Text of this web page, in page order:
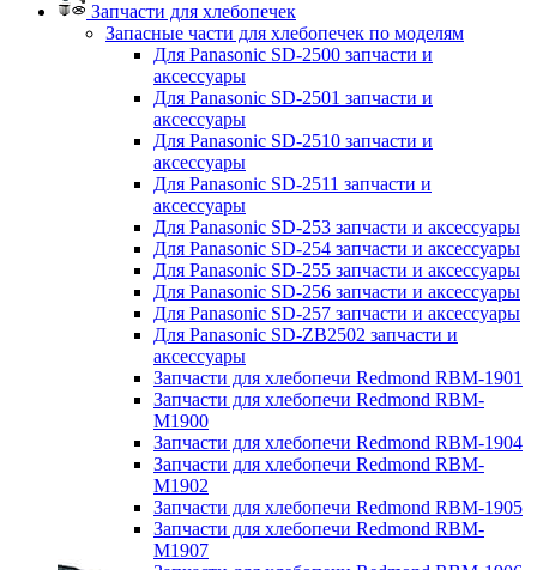
Запчасти для хлебопечек
Запасные части для хлебопечек по моделям
Для Panasonic SD-2500 запчасти и
аксессуары
Для Panasonic SD-2501 запчасти и
аксессуары
Для Panasonic SD-2510 запчасти и
аксессуары
Для Panasonic SD-2511 запчасти и
аксессуары
Для Panasonic SD-253 запчасти и аксессуары
Для Panasonic SD-254 запчасти и аксессуары
Для Panasonic SD-255 запчасти и аксессуары
Для Panasonic SD-256 запчасти и аксессуары
Для Panasonic SD-257 запчасти и аксессуары
Для Panasonic SD-ZB2502 запчасти и
аксессуары
Запчасти для хлебопечи Redmond RBM-1901
Запчасти для хлебопечи Redmond RBM-
M1900
Запчасти для хлебопечи Redmond RBM-1904
Запчасти для хлебопечи Redmond RBM-
M1902
Запчасти для хлебопечи Redmond RBM-1905
Запчасти для хлебопечи Redmond RBM-
M1907